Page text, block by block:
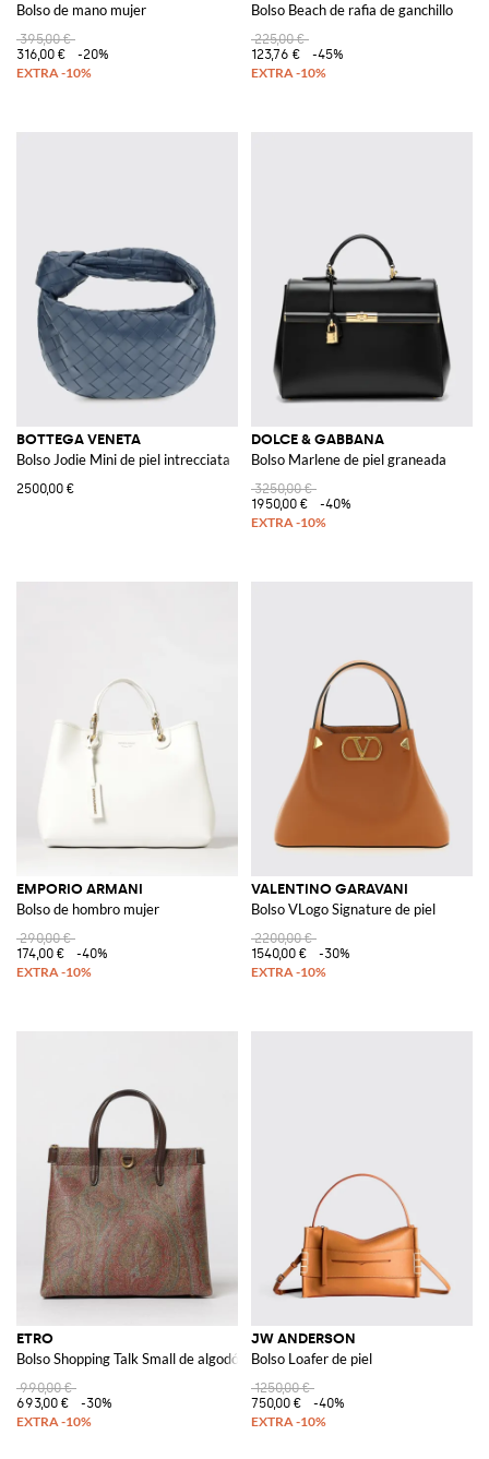
Bolso de mano mujer
395,00 €
316,00 €
-20%
Bolso Beach de rafia de ganchillo
225,00 €
123,76 €
-45%
BOTTEGA VENETA
Bolso Jodie Mini de piel intrecciata
2500,00 €
DOLCE & GABBANA
Bolso Marlene de piel graneada
3250,00 €
1950,00 €
-40%
EMPORIO ARMANI
Bolso de hombro mujer
290,00 €
174,00 €
-40%
VALENTINO GARAVANI
Bolso VLogo Signature de piel
2200,00 €
1540,00 €
-30%
ETRO
Bolso Shopping Talk Small de algodón revestido con jacquard Paisley
990,00 €
693,00 €
-30%
JW ANDERSON
Bolso Loafer de piel
1250,00 €
750,00 €
-40%